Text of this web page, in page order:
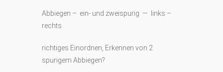
Abbiegen – ein- und zweispurig — links –
rechts
richtiges Einordnen, Erkennen von 2
spurigem Abbiegen?